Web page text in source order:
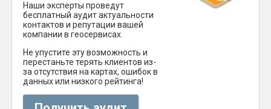
Наши эксперты проведут
бесплатный аудит актуальности
контактов и репутации вашей
компании в геосервисах.
Не упустите эту возможность и
перестаньте терять клиентов из-
за отсутствия на картах, ошибок в
данных или низкого рейтинга!